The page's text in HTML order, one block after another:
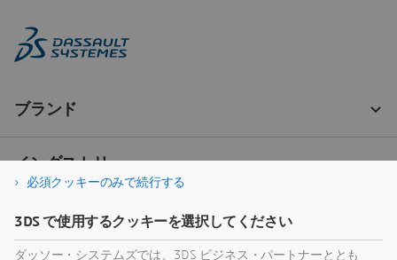
必須クッキーのみで続行する
3DS で使用するクッキーを選択してください
ダッソー・システムズでは、3DS ビジネス・パートナーととも